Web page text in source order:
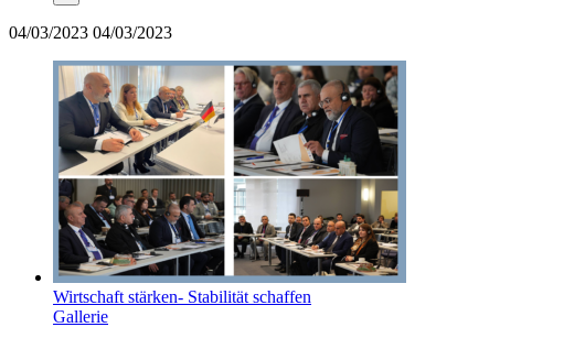
04/03/2023 04/03/2023
Wirtschaft stärken- Stabilität schaffen
Gallerie